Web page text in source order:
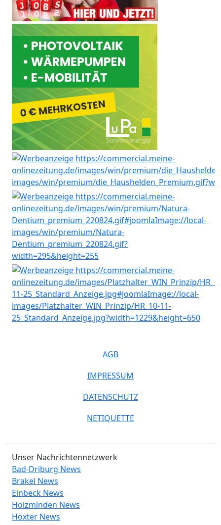
AGB
IMPRESSUM
DATENSCHUTZ
NETIQUETTE
Unser Nachrichtennetzwerk
Bad-Driburg News
Brakel News
Einbeck News
Holzminden News
Höxter News